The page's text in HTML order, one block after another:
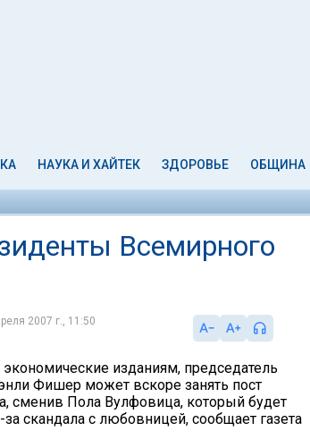
НАУКА И ХАЙТЕК ЗДОРОВЬЕ ОБЩИНА
Всемирного
2007 г., 11:50
изданиям, председатель
Фишер может вскоре занять пост
сменив Пола Вулфовица, который будет
скандала с любовницей, сообщает газета